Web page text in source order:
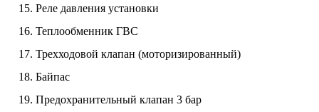
Реле давления установки
Теплообменник ГВС
Трехходовой клапан (моторизированный)
Байпас
Предохранительный клапан 3 бар